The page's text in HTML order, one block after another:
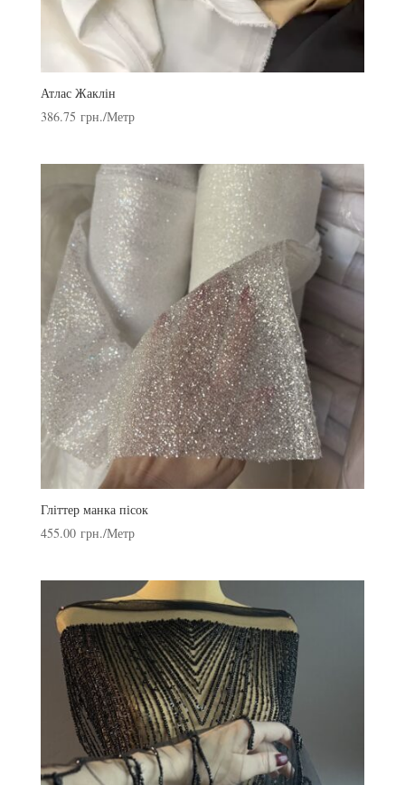
Атлас Жаклін
386.75 грн./Метр
Гліттер манка пісок
455.00 грн./Метр